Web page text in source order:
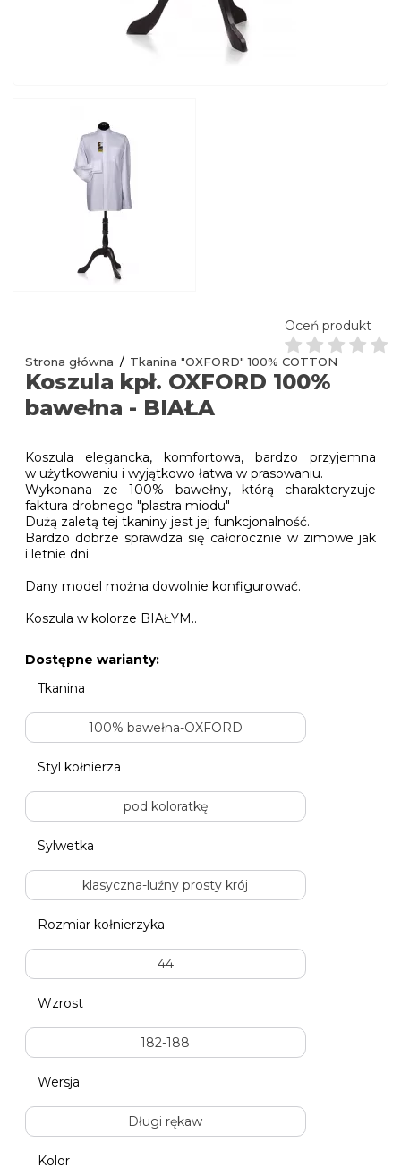
Strona główna Tkanina "OXFORD" 100% COTTON
Koszula kpł. OXFORD 100%
bawełna - BIAŁA
Oceń produkt
Koszula elegancka, komfortowa, bardzo przyjemna
w użytkowaniu i wyjątkowo łatwa w prasowaniu.
Wykonana ze 100% bawełny, którą charakteryzuje
faktura drobnego "plastra miodu"
Dużą zaletą tej tkaniny jest jej funkcjonalność.
Bardzo dobrze sprawdza się całorocznie w zimowe jak
i letnie dni.
Dany model można dowolnie konfigurować.
Koszula w kolorze BIAŁYM..
Dostępne warianty:
Tkanina
100% bawełna-OXFORD
Styl kołnierza
pod koloratkę
Sylwetka
klasyczna-luźny prosty krój
Rozmiar kołnierzyka
44
Wzrost
182-188
Wersja
Długi rękaw
Kolor